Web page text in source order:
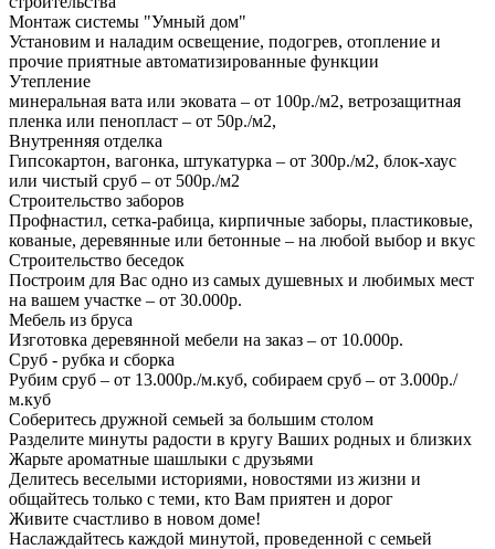
Монтаж системы "Умный дом"
Установим и наладим освещение, подогрев, отопление и
прочие приятные автоматизированные функции
Утепление
минеральная вата или эковата – от 100р./м2, ветрозащитная
пленка или пенопласт – от 50р./м2,
Внутренняя отделка
Гипсокартон, вагонка, штукатурка – от 300р./м2, блок-хаус
или чистый сруб – от 500р./м2
Строительство заборов
Профнастил, сетка-рабица, кирпичные заборы, пластиковые,
кованые, деревянные или бетонные – на любой выбор и вкус
Строительство беседок
Построим для Вас одно из самых душевных и любимых мест
на вашем участке – от 30.000р.
Мебель из бруса
Изготовка деревянной мебели на заказ – от 10.000р.
Сруб - рубка и сборка
Рубим сруб – от 13.000р./м.куб, собираем сруб – от 3.000р./
м.куб
Соберитесь дружной семьей за большим столом
Разделите минуты радости в кругу Ваших родных и близких
Жарьте ароматные шашлыки с друзьями
Делитесь веселыми историями, новостями из жизни и
общайтесь только с теми, кто Вам приятен и дорог
Живите счастливо в новом доме!
Наслаждайтесь каждой минутой, проведенной с семьей